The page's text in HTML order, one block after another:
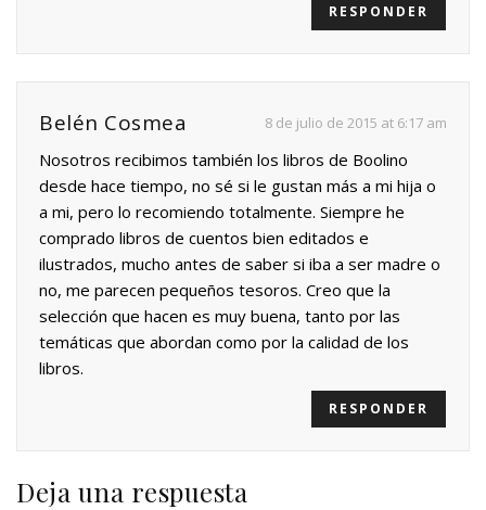
RESPONDER
Belén Cosmea 8 de julio de 2015 at 6:17 am
Nosotros recibimos también los libros de Boolino
desde hace tiempo, no sé si le gustan más a mi hija o
a mi, pero lo recomiendo totalmente. Siempre he
comprado libros de cuentos bien editados e
ilustrados, mucho antes de saber si iba a ser madre o
no, me parecen pequeños tesoros. Creo que la
selección que hacen es muy buena, tanto por las
temáticas que abordan como por la calidad de los
libros.
RESPONDER
Deja una respuesta